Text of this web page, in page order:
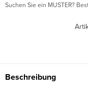
Suchen Sie ein MUSTER?
Beschreibung